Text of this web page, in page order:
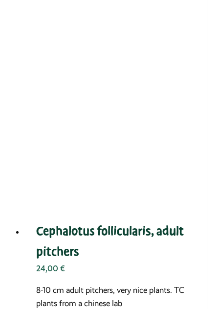
Cephalotus follicularis, adult
pitchers
24,00 €
8-10 cm adult pitchers, very nice plants. TC
plants from a chinese lab